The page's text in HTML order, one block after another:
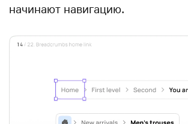
начинают навигацию.